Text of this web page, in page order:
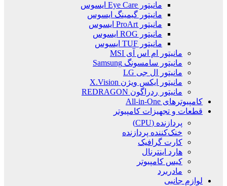
مانیتور Eye Care ایسوس
مانیتور گیمینگ ایسوس
مانیتور ProArt ایسوس
مانیتور ROG ایسوس
مانیتور TUF ایسوس
مانیتور ام اس آی MSI
مانیتور سامسونگ Samsung
مانیتور ال جی LG
مانیتور ایکس ویژن X.Vision
مانیتور ردراگون REDRAGON
کامپیوترهای All-in-One
قطعات و تجهیزات کامپیوتر
پردازنده (CPU)
خنک‌کننده پردازنده
کارت گرافیک
هارد اینترنال
کیس کامپیوتر
مادربرد
لوازم جانبی